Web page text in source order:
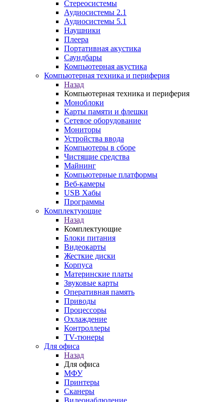
Стереосистемы
Аудиосистемы 2.1
Аудиосистемы 5.1
Наушники
Плеера
Портативная акустика
Саундбары
Компьютерная акустика
Компьютерная техника и периферия
Назад
Компьютерная техника и периферия
Моноблоки
Карты памяти и флешки
Сетевое оборудование
Мониторы
Устройства ввода
Компьютеры в сборе
Чистящие средства
Майнинг
Компьютерные платформы
Веб-камеры
USB Хабы
Программы
Комплектующие
Назад
Комплектующие
Блоки питания
Видеокарты
Жесткие диски
Корпуса
Материнские платы
Звуковые карты
Оперативная память
Приводы
Процессоры
Охлаждение
Контроллеры
TV-тюнеры
Для офиса
Назад
Для офиса
МФУ
Принтеры
Сканеры
Видеонаблюдение